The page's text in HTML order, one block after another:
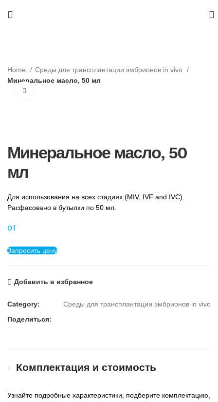
Home
Среды для трансплантации эмбрионов in vivo
Минеральное масло, 50 мл
Минеральное масло, 50
мл
Для использования на всех стадиях (MIV, IVF and IVC).
Расфасовано в бутылки по 50 мл.
от
Запросить цену
Добавить в избранное
Category:
Среды для трансплантации эмбрионов in vivo
Поделиться:
Комплектация и стоимость
Узнайте подробные характеристики, подберите комплектацию,